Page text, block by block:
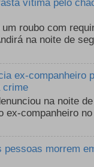
roubo com
na noite de
ex-companheiro
crime
na noite
ex-companheiro
pessoas morrem